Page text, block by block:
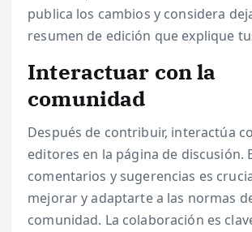
publica los cambios y considera
resumen de edición que explique
Interactuar con la
comunidad
Después de contribuir, interactúa
editores en la página de discusión.
comentarios y sugerencias es
mejorar y adaptarte a las normas
comunidad. La colaboración es